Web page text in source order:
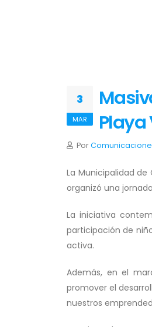
3
MAR
Playa
Por
La Municipalidad
organizó una
La iniciativa
participación de
activa.
Además, en el
promover el
nuestros